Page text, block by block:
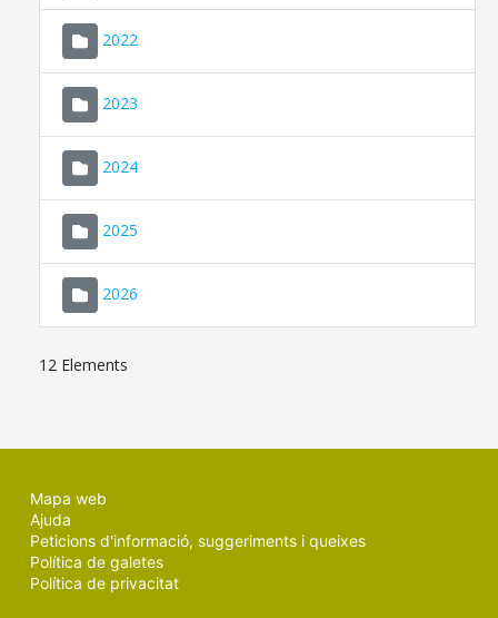
2022
2023
2024
2025
2026
12 Elements
Mapa web
Ajuda
Peticions d'informació, suggeriments i queixes
Política de galetes
Política de privacitat